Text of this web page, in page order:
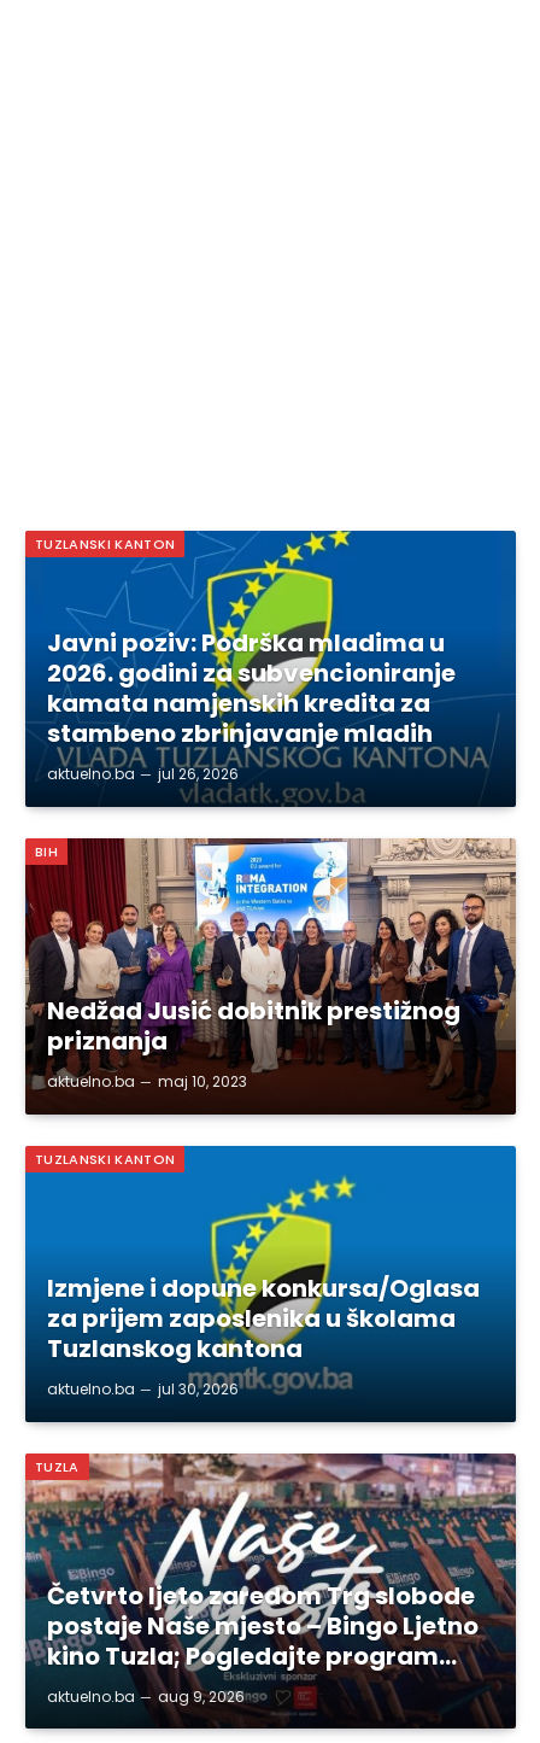
TUZLANSKI KANTON
Javni poziv: Podrška mladima u
2026. godini za subvencioniranje
kamata namjenskih kredita za
stambeno zbrinjavanje mladih
aktuelno.ba jul 26, 2026
BIH
Nedžad Jusić dobitnik prestižnog
priznanja
aktuelno.ba maj 10, 2023
TUZLANSKI KANTON
Izmjene i dopune konkursa/Oglasa
za prijem zaposlenika u školama
Tuzlanskog kantona
aktuelno.ba jul 30, 2026
TUZLA
Četvrto ljeto zaredom Trg slobode
postaje Naše mjesto – Bingo Ljetno
kino Tuzla; Pogledajte program…
aktuelno.ba aug 9, 2026